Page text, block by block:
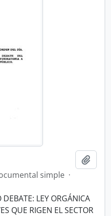
simple ·
LEY ORGÁNICA
QUE RIGEN EL SECTOR